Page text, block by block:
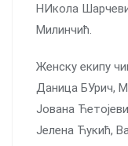
НИкола
Милинчић.
Женску екипу
Даница БУрич,
Јована
Јелена Ћукић,